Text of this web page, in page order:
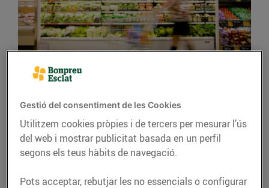
Consells per fer una
compra intel·ligent
12/d’abril/2016
Gestió del consentiment de les Cookies
Utilitzem cookies pròpies i de tercers per mesurar l’ús
del web i mostrar publicitat basada en un perfil
segons els teus hàbits de navegació.
Pots acceptar, rebutjar les no essencials o configurar